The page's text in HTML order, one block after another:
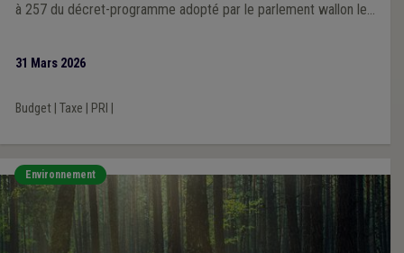
à 257 du décret-programme adopté par le parlement wallon le
31 Mars 2026
Budget| Taxe PRI
Environnement